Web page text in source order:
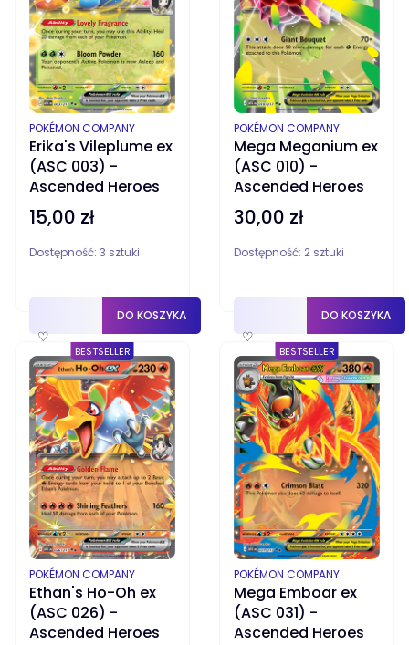
Erika's Vileplume ex
(ASC 003) -
Ascended Heroes
PRODUCENT
POKÉMON COMPANY
Cena
15,00 zł
Dostępność: 3 sztuki
♡
DO KOSZYKA
Mega Meganium ex
(ASC 010) -
Ascended Heroes
PRODUCENT
POKÉMON COMPANY
Cena
30,00 zł
Dostępność: 2 sztuki
♡
DO KOSZYKA
BESTSELLER
Ethan's Ho-Oh ex
(ASC 026) -
Ascended Heroes
PRODUCENT
POKÉMON COMPANY
BESTSELLER
Mega Emboar ex
(ASC 031) -
Ascended Heroes
PRODUCENT
POKÉMON COMPANY